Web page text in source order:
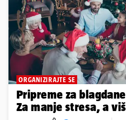
ORGANIZIRAJTE SE
Pripreme za
Za manje stresa, a